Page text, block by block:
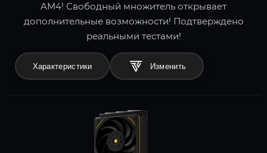
AM4! Свободный множитель открывает
дополнительные возможности! Подтверждено
реальными тестами!
Характеристики